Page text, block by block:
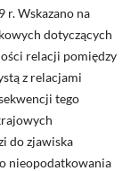
r. Wskazano na
dotyczących
relacji pomiędzy
z relacjami
tego
do zjawiska
nieopodatkowania